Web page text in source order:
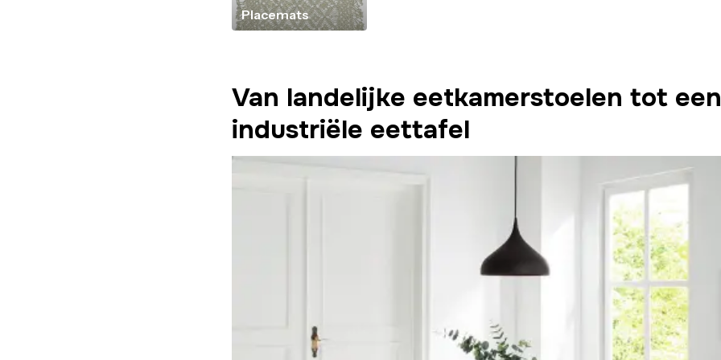
Placemats
Van landelijke eetkamerstoelen tot een
industriële eettafel